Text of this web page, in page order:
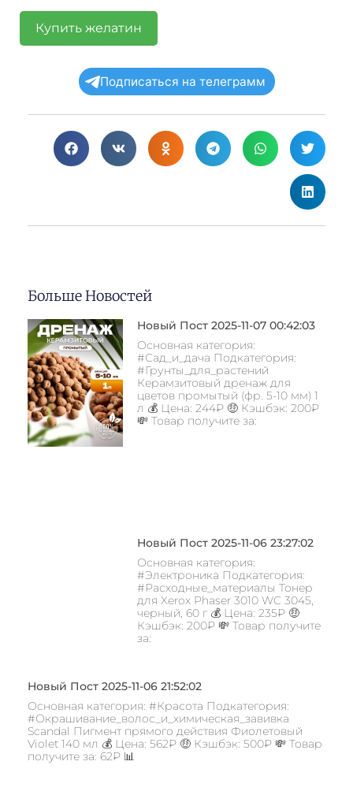
Купить желатин
Подписаться на телеграмм
Больше Новостей
Новый Пост 2025-11-07 00:42:03
Основная категория:
#Сад_и_дача Подкатегория:
#Грунты_для_растений
Керамзитовый дренаж для
цветов промытый (фр. 5-10 мм) 1
л 💰 Цена: 244₽ 🤑 Кэшбэк: 200₽
💸 Товар получите за:
Новый Пост 2025-11-06 23:27:02
Основная категория:
#Электроника Подкатегория:
#Расходные_материалы Тонер
для Xerox Phaser 3010 WC 3045,
черный, 60 г 💰 Цена: 235₽ 🤑
Кэшбэк: 200₽ 💸 Товар получите
за:
Новый Пост 2025-11-06 21:52:02
Основная категория: #Красота Подкатегория:
#Окрашивание_волос_и_химическая_завивка
Scandal Пигмент прямого действия Фиолетовый
Violet 140 мл 💰 Цена: 562₽ 🤑 Кэшбэк: 500₽ 💸 Товар
получите за: 62₽ 📊